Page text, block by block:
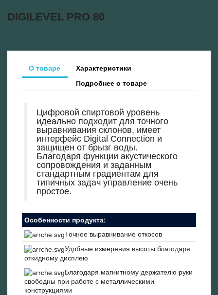
DIGILEVEL PRO 80
О товаре
Характеристики
Подробнее о товаре
Цифровой спиртовой уровень
идеально подходит для точного
выравнивания склонов, имеет
интерфейс Digital Connection и
защищен от брызг воды.
Благодаря функции акустического
сопровождения и заданным
стандартным градиентам для
типичных задач управление очень
простое.
Особенности продукта:
Точное выравнивание откосов
Удобные измерения высоты благодаря
откидному дисплею
Благодаря магнитному держателю руки
свободны при работе с металлическими
конструкциями